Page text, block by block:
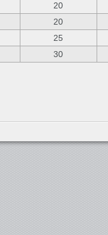
20
20
25
30